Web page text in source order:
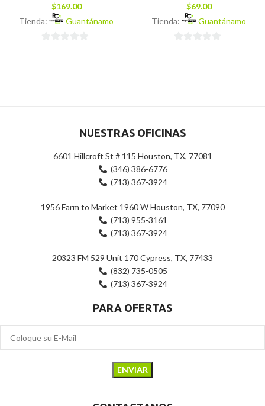
$169.00
Tienda:
Guantánamo
$69.00
Tienda:
Guantánamo
NUESTRAS OFICINAS
6601 Hillcroft St # 115 Houston, TX, 77081
(346) 386-6776
(713) 367-3924
1956 Farm to Market 1960 W Houston, TX, 77090
(713) 955-3161
(713) 367-3924
20323 FM 529 Unit 170 Cypress, TX, 77433
(832) 735-0505
(713) 367-3924
PARA OFERTAS